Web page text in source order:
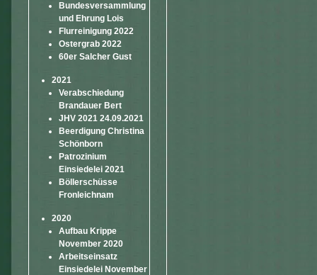
Bundesversammlung
und Ehrung Lois
Flurreinigung 2022
Ostergrab 2022
60er Salcher Gust
2021
Verabschiedung
Brandauer Bert
JHV 2021 24.09.2021
Beerdigung Christina
Schönborn
Patrozinium
Einsiedelei 2021
Böllerschüsse
Fronleichnam
2020
Aufbau Krippe
November 2020
Arbeitseinsatz
Einsiedelei November